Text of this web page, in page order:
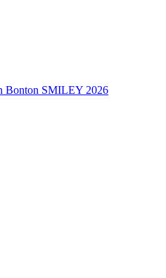
Bonton SMILEY 2026